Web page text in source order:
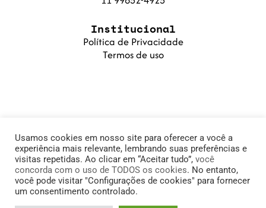
Institucional
Política de Privacidade
Termos de uso
© 2025 Cursinho da Poli. Fundação PoliSaber |
11.905.215/0001-78
Usamos cookies em nosso site para oferecer a você a
experiência mais relevante, lembrando suas preferências e
visitas repetidas. Ao clicar em “Aceitar tudo”, você
concorda com o uso de TODOS os cookies. No entanto,
você pode visitar "Configurações de cookies" para fornecer
um consentimento controlado.